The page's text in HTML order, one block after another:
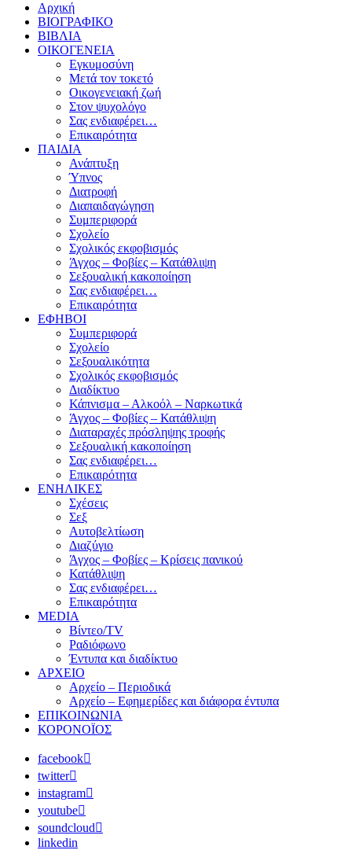
Αρχική
ΒΙΟΓΡΑΦΙΚΟ
ΒΙΒΛΙΑ
ΟΙΚΟΓΕΝΕΙΑ
Εγκυμοσύνη
Μετά τον τοκετό
Οικογενειακή ζωή
Στον ψυχολόγο
Σας ενδιαφέρει…
Επικαιρότητα
ΠΑΙΔΙΑ
Ανάπτυξη
Ύπνος
Διατροφή
Διαπαιδαγώγηση
Συμπεριφορά
Σχολείο
Σχολικός εκφοβισμός
Άγχος – Φοβίες – Κατάθλιψη
Σεξουαλική κακοποίηση
Σας ενδιαφέρει…
Επικαιρότητα
ΕΦΗΒΟΙ
Συμπεριφορά
Σχολείο
Σεξουαλικότητα
Σχολικός εκφοβισμός
Διαδίκτυο
Κάπνισμα – Αλκοόλ – Ναρκωτικά
Άγχος – Φοβίες – Κατάθλιψη
Διαταραχές πρόσληψης τροφής
Σεξουαλική κακοποίηση
Σας ενδιαφέρει…
Επικαιρότητα
ΕΝΗΛΙΚΕΣ
Σχέσεις
Σεξ
Αυτοβελτίωση
Διαζύγιο
Άγχος – Φοβίες – Κρίσεις πανικού
Κατάθλιψη
Σας ενδιαφέρει…
Επικαιρότητα
MEDIA
Βίντεο/TV
Ραδιόφωνο
Έντυπα και διαδίκτυο
ΑΡΧΕΙΟ
Αρχείο – Περιοδικά
Αρχείο – Εφημερίδες και διάφορα έντυπα
ΕΠΙΚΟΙΝΩΝΙΑ
ΚΟΡΟΝΟΪΟΣ
facebook
twitter
instagram
youtube
soundcloud
linkedin